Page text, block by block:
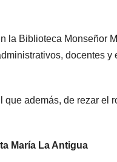
la Biblioteca Monseñor
docentes y
que además, de rezar el
María La Antigua